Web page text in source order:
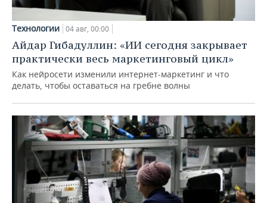
Технологии 04 авг, 00:00
Айдар Гибадуллин: «ИИ сегодня закрывает
практически весь маркетинговый цикл»
Как нейросети изменили интернет-маркетинг и что
делать, чтобы оставаться на гребне волны